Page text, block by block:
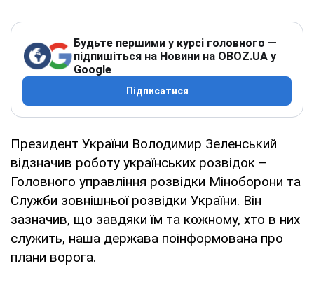
Будьте першими у курсі головного —
підпишіться на Новини на OBOZ.UA у
Google
Підписатися
Президент України Володимир Зеленський
відзначив роботу українських розвідок –
Головного управління розвідки Міноборони та
Служби зовнішньої розвідки України. Він
зазначив, що завдяки їм та кожному, хто в них
служить, наша держава поінформована про
плани ворога.